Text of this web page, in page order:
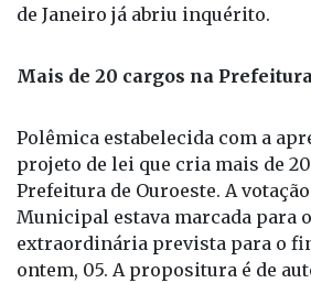
de Janeiro já abriu inquérito.
Mais de 20 cargos na Prefeitura
Polêmica estabelecida com a
projeto de lei que cria mais de
Prefeitura de Ouroeste. A
Municipal estava marcada para
extraordinária prevista para o
ontem, 05. A propositura é de